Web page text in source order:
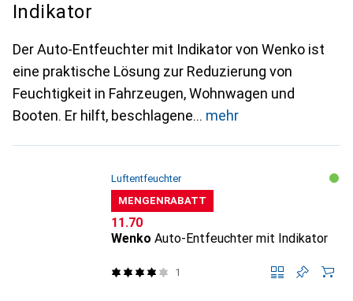
Indikator
Der Auto-Entfeuchter mit Indikator von Wenko ist
eine praktische Lösung zur Reduzierung von
Feuchtigkeit in Fahrzeugen, Wohnwagen und
Booten. Er hilft, beschlagene
mehr
Luftentfeuchter
MENGENRABATT
CHF
11.70
Wenko Auto-Entfeuchter mit Indikator
1